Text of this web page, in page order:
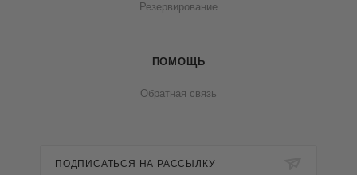
Резервирование
ПОМОЩЬ
Обратная связь
ПОДПИСАТЬСЯ НА РАССЫЛКУ